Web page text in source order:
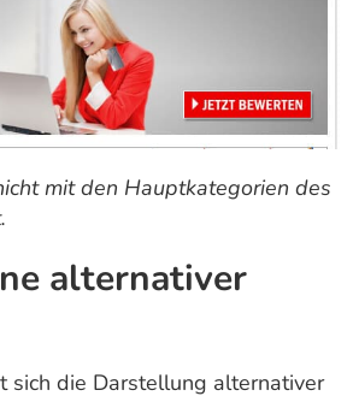
mit den Hauptkategorien des
alternativer
sich die Darstellung alternativer